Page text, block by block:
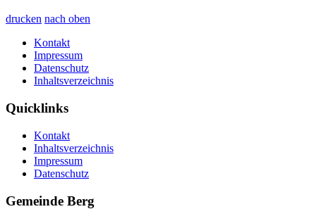
drucken nach oben
Kontakt
Impressum
Datenschutz
Inhaltsverzeichnis
Quicklinks
Kontakt
Inhaltsverzeichnis
Impressum
Datenschutz
Gemeinde Berg